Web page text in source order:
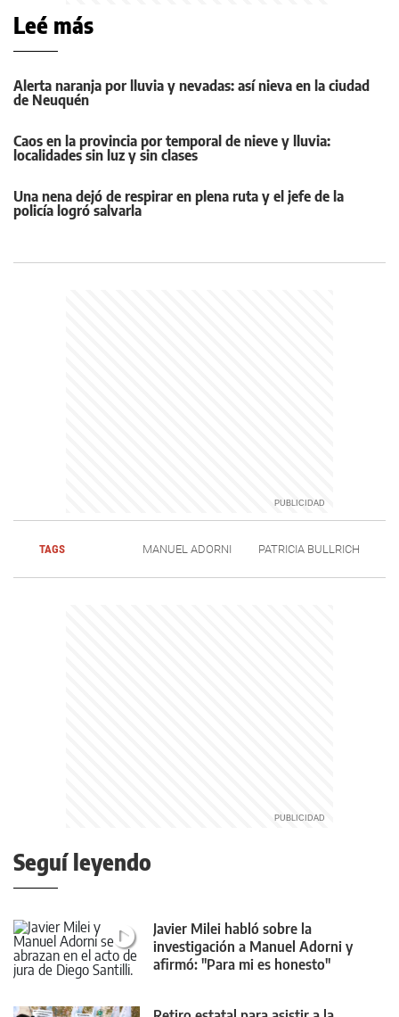
Leé más
Alerta naranja por lluvia y nevadas: así nieva en la ciudad
de Neuquén
Caos en la provincia por temporal de nieve y lluvia:
localidades sin luz y sin clases
Una nena dejó de respirar en plena ruta y el jefe de la
policía logró salvarla
TAGS MANUEL ADORNI PATRICIA BULLRICH
Seguí leyendo
Javier Milei habló sobre la
investigación a Manuel Adorni y
afirmó: "Para mi es honesto"